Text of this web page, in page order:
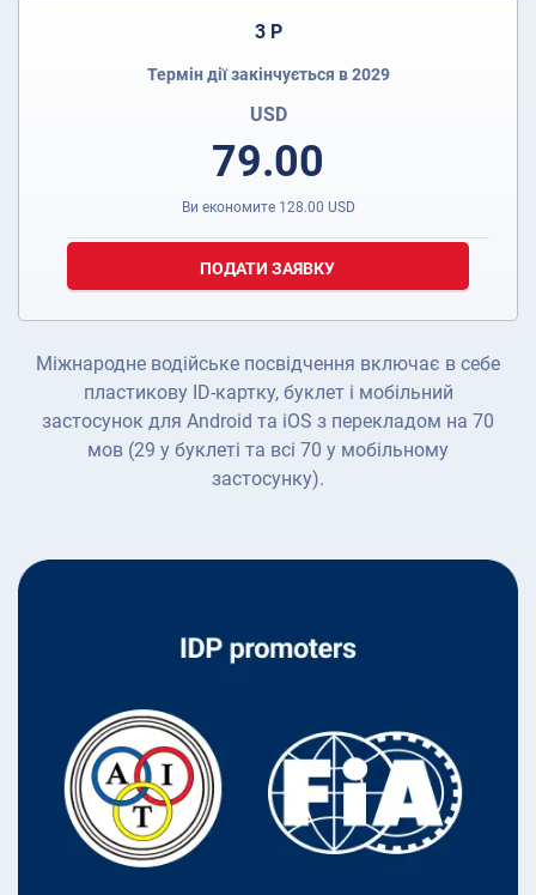
3 Р
Термін дії закінчується в 2029
USD
79.00
Ви економите 128.00 USD
ПОДАТИ ЗАЯВКУ
Міжнародне водійське посвідчення включає в себе
пластикову ID-картку, буклет і мобільний
застосунок для Android та iOS з перекладом на 70
мов (29 у буклеті та всі 70 у мобільному
застосунку).